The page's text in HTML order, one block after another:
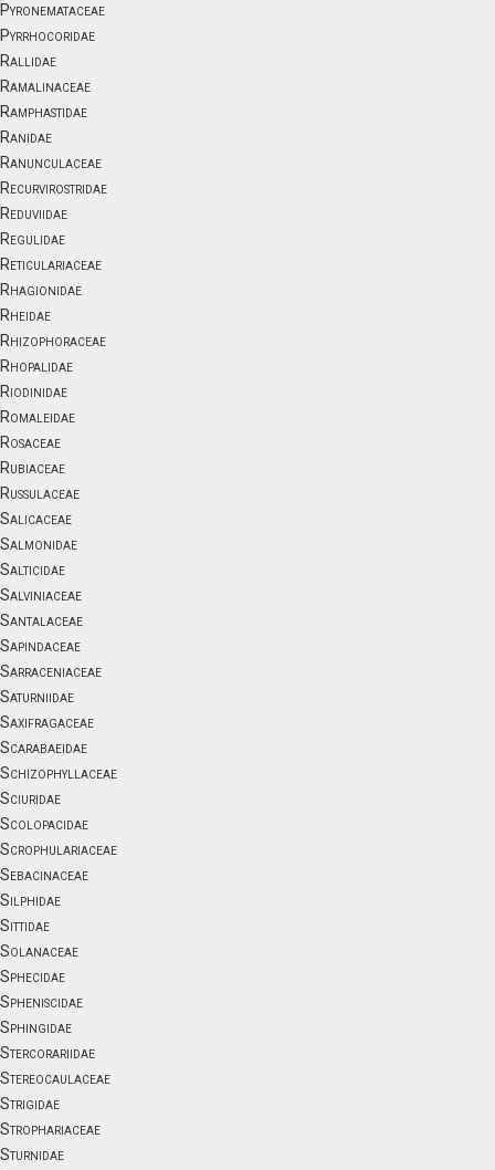
Pyronemataceae
Pyrrhocoridae
Rallidae
Ramalinaceae
Ramphastidae
Ranidae
Ranunculaceae
Recurvirostridae
Reduviidae
Regulidae
Reticulariaceae
Rhagionidae
Rheidae
Rhizophoraceae
Rhopalidae
Riodinidae
Romaleidae
Rosaceae
Rubiaceae
Russulaceae
Salicaceae
Salmonidae
Salticidae
Salviniaceae
Santalaceae
Sapindaceae
Sarraceniaceae
Saturniidae
Saxifragaceae
Scarabaeidae
Schizophyllaceae
Sciuridae
Scolopacidae
Scrophulariaceae
Sebacinaceae
Silphidae
Sittidae
Solanaceae
Sphecidae
Spheniscidae
Sphingidae
Stercorariidae
Stereocaulaceae
Strigidae
Strophariaceae
Sturnidae